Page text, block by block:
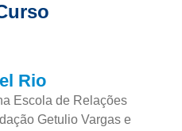
Rio
Escola de Relações
Getulio Vargas e